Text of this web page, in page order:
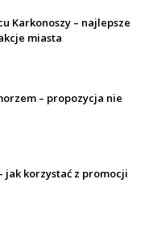
Karkonoszy – najlepsze
miasta
– propozycja nie
jak korzystać z promocji